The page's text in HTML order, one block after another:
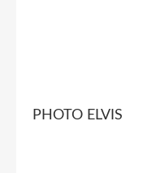
PHOTO ELVIS